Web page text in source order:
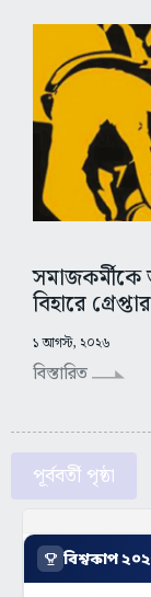
সমাজকর্মীকে
বিহারে
১ আগস্ট, ২০২৬
বিস্তারিত
পূর্ববর্তী পৃষ্ঠা